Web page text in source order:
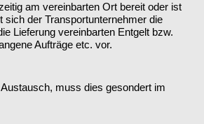
am vereinbarten Ort bereit oder ist
der Transportunternehmer die
Lieferung vereinbarten Entgelt bzw.
Aufträge etc. vor.
muss dies gesondert im